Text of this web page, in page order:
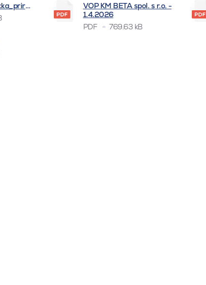
KMBeta_Technicka_prirucka_BSK_
VOP KM BETA spol. s r.o. -
1.4.2026
PDF
769.63 kB